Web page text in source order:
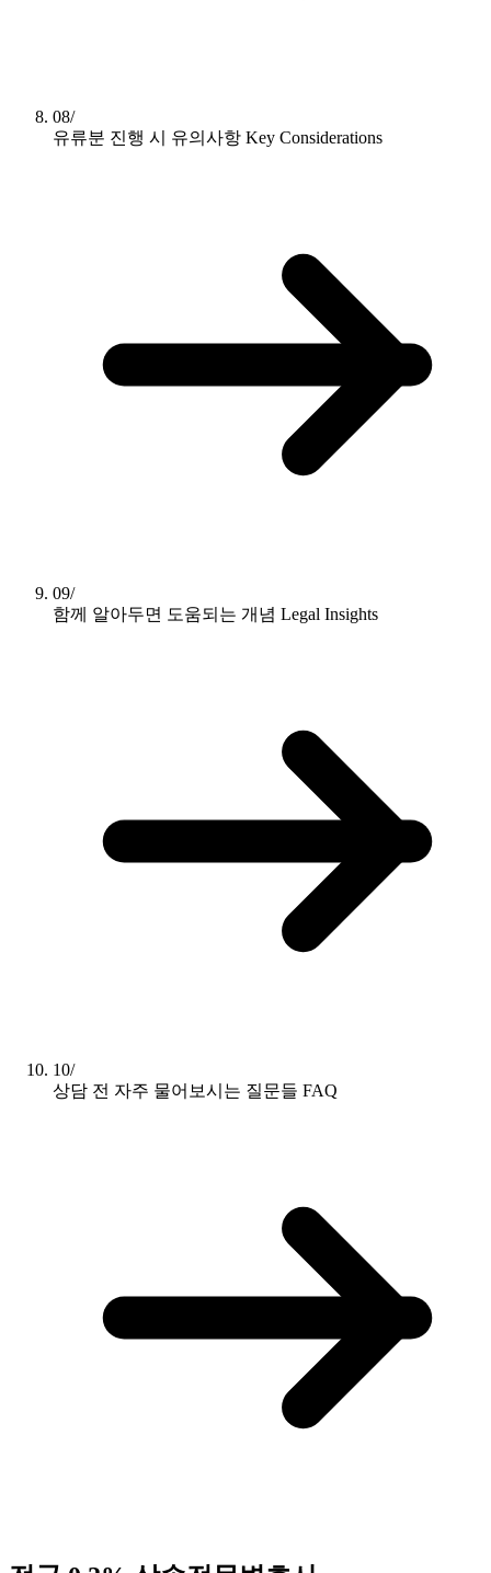
08/
유류분 진행 시 유의사항 Key Considerations
09/
함께 알아두면 도움되는 개념 Legal Insights
10/
상담 전 자주 물어보시는 질문들 FAQ